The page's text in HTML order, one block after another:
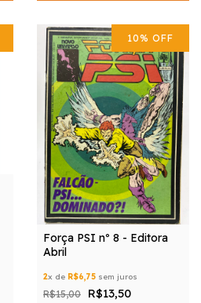
10% OFF
Força PSI nº 8 - Editora
Abril
2x de R$6,75 sem juros
R$15,00 R$13,50